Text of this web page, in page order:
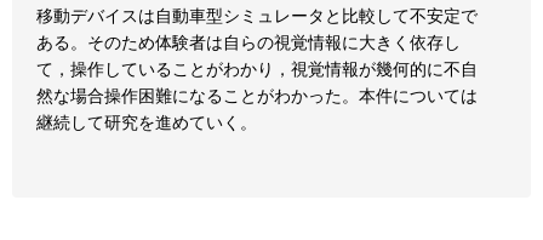
移動デバイスは自動車型シミュレータと比較して不安定で
ある。そのため体験者は自らの視覚情報に大きく依存し
て，操作していることがわかり，視覚情報が幾何的に不自
然な場合操作困難になることがわかった。本件については
継続して研究を進めていく。